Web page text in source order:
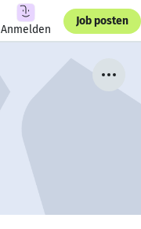
Anmelden
Job posten